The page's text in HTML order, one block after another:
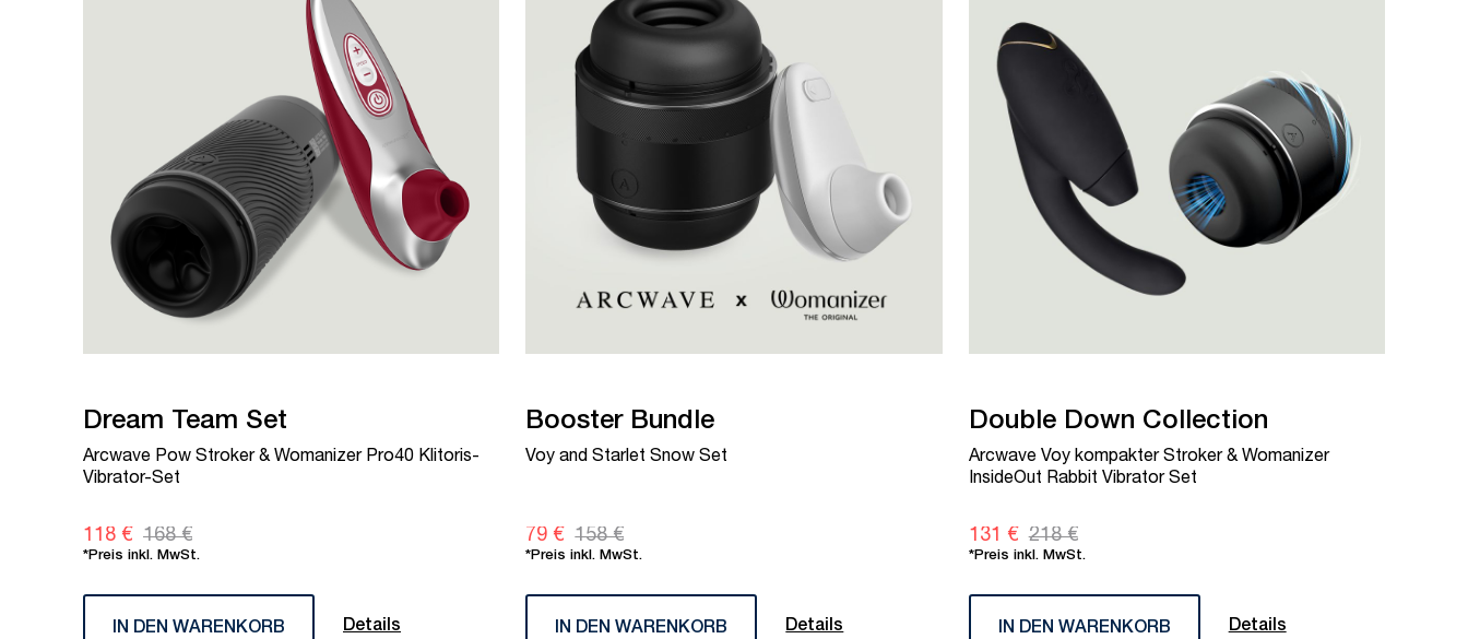
Dream Team Set
Arcwave Pow Stroker & Womanizer Pro40 Klitoris-
Vibrator-Set
118 € 168 €
*Preis inkl. MwSt.
IN DEN WARENKORB Details
Booster Bundle
Voy and Starlet Snow Set
79 € 158 €
*Preis inkl. MwSt.
IN DEN WARENKORB Details
Double Down Collection
Arcwave Voy kompakter Stroker & Womanizer
InsideOut Rabbit Vibrator Set
131 € 218 €
*Preis inkl. MwSt.
IN DEN WARENKORB Details